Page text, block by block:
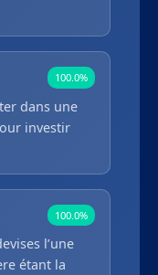
100.0%
dans une
investir
100.0%
l’une
étant la